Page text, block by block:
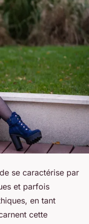
se caractérise par
et parfois
en tant
cette